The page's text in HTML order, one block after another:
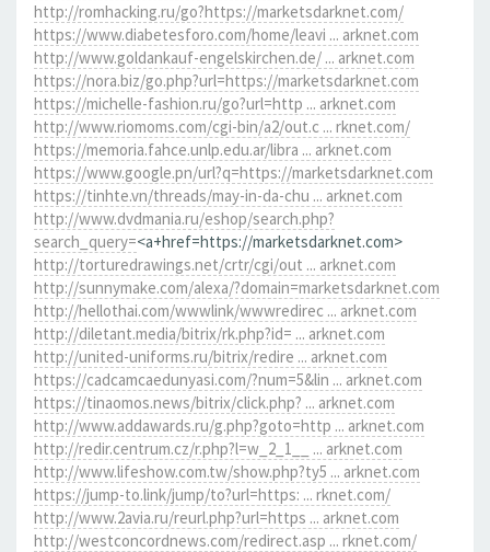
http://romhacking.ru/go?https://marketsdarknet.com/
https://www.diabetesforo.com/home/leavi ... arknet.com
http://www.goldankauf-engelskirchen.de/ ... arknet.com
https://nora.biz/go.php?url=https://marketsdarknet.com
https://michelle-fashion.ru/go?url=http ... arknet.com
http://www.riomoms.com/cgi-bin/a2/out.c ... rknet.com/
https://memoria.fahce.unlp.edu.ar/libra ... arknet.com
https://www.google.pn/url?q=https://marketsdarknet.com
https://tinhte.vn/threads/may-in-da-chu ... arknet.com
http://www.dvdmania.ru/eshop/search.php?
search_query=<a+href=https://marketsdarknet.com>
http://torturedrawings.net/crtr/cgi/out ... arknet.com
http://sunnymake.com/alexa/?domain=marketsdarknet.com
http://hellothai.com/wwwlink/wwwredirec ... arknet.com
http://diletant.media/bitrix/rk.php?id= ... arknet.com
http://united-uniforms.ru/bitrix/redire ... arknet.com
https://cadcamcaedunyasi.com/?num=5&lin ... arknet.com
https://tinaomos.news/bitrix/click.php? ... arknet.com
http://www.addawards.ru/g.php?goto=http ... arknet.com
http://redir.centrum.cz/r.php?l=w_2_1__ ... arknet.com
http://www.lifeshow.com.tw/show.php?ty5 ... arknet.com
https://jump-to.link/jump/to?url=https: ... rknet.com/
http://www.2avia.ru/reurl.php?url=https ... arknet.com
http://westconcordnews.com/redirect.asp ... rknet.com/